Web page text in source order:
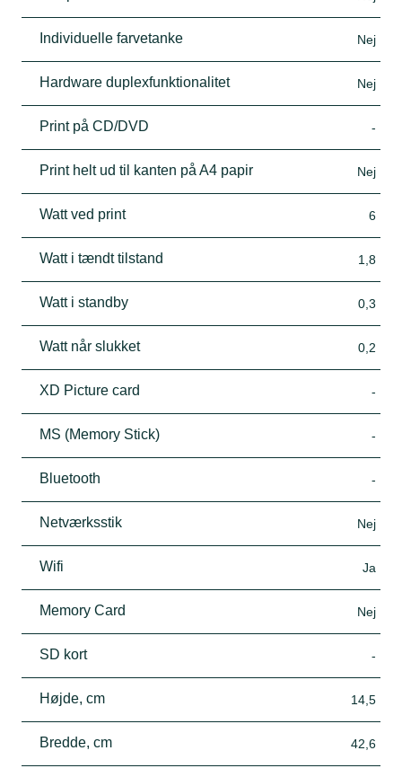
Individuelle farvetanke Nej
Hardware duplexfunktionalitet Nej
Print på CD/DVD -
Print helt ud til kanten på A4 papir Nej
Watt ved print 6
Watt i tændt tilstand 1,8
Watt i standby 0,3
Watt når slukket 0,2
XD Picture card -
MS (Memory Stick) -
Bluetooth -
Netværksstik Nej
Wifi Ja
Memory Card Nej
SD kort -
Højde, cm 14,5
Bredde, cm 42,6